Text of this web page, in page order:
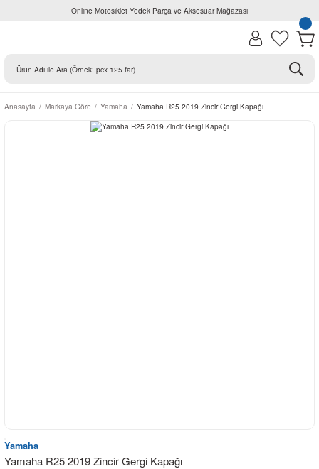
Online Motosiklet Yedek Parça ve Aksesuar Mağazası
Anasayfa Markaya Göre Yamaha Yamaha R25 2019 Zincir Gergi Kapağı
Yamaha
Yamaha R25 2019 Zincir Gergi Kapağı